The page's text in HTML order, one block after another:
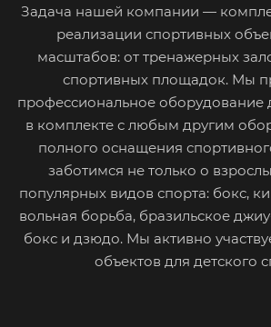
Задача нашей компании —
реализации спортивных
масштабов: от тренажерных
спортивных площадок. Мы
профессиональное оборудование
в комплекте с любым другим
полного оснащения
заботимся не только о
популярных видов спорта: бокс,
вольная борьба, бразильское
бокс и дзюдо. Мы активно
объектов для детского